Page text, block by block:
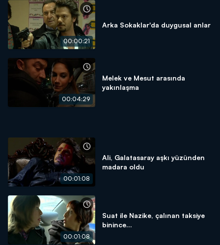
00:00:21
Arka Sokaklar'da duygusal anlar
00:04:29
Melek ve Mesut arasında
yakınlaşma
00:01:08
Ali, Galatasaray aşkı yüzünden
madara oldu
00:01:08
Suat ile Nazike, çalınan taksiye
binince...